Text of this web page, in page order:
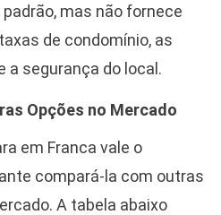
mas não fornece
de condomínio, as
a segurança do local.
Opções no Mercado
em Franca vale o
compará-la com outras
A tabela abaixo